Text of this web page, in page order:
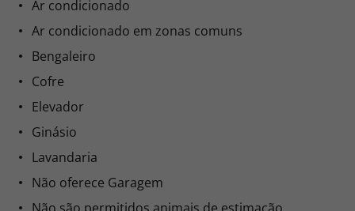
Ar condicionado
Ar condicionado em zonas comuns
Bengaleiro
Cofre
Elevador
Ginásio
Lavandaria
Não oferece Garagem